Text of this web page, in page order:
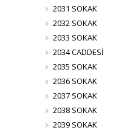
2031 SOKAK
2032 SOKAK
2033 SOKAK
2034 CADDESİ
2035 SOKAK
2036 SOKAK
2037 SOKAK
2038 SOKAK
2039 SOKAK